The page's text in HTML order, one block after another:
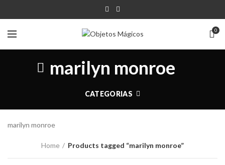
0
marilyn monroe
CATEGORIAS
marilyn monroe
Home Products tagged “marilyn monroe”